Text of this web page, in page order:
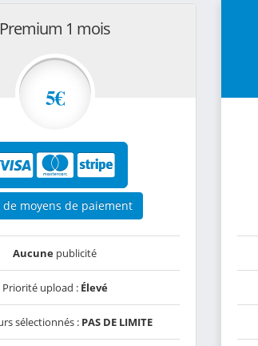
Premium 1 mois
5€
de moyens de paiement
Aucune publicité
Priorité upload : Élevé
sélectionnés : PAS DE LIMITE